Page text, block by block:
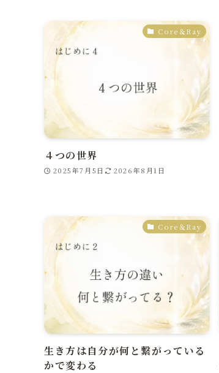
Core＆Ray
４つの世界
2025年7月5日 2026年8月1日
Core＆Ray
生き方は自分が何と繋がっている
かで変わる